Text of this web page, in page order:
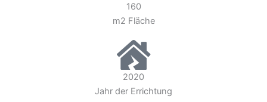
160
m2 Fläche
2020
Jahr der Errichtung